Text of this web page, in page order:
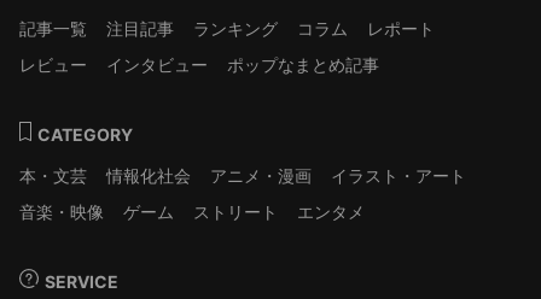
記事一覧
注目記事 ランキング コラム
レポート
レビュー
インタビュー ポップなまとめ記事
CATEGORY
本・文芸
情報化社会 アニメ・漫画
イラスト・アート
音楽・映像
ゲーム ストリート エンタメ
SERVICE